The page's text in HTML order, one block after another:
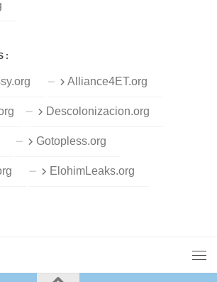
:
Alliance4ET.org
Descolonizacion.org
Gotopless.org
ElohimLeaks.org